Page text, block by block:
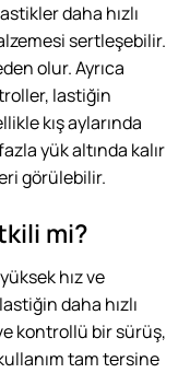
daha hızlı
sertleşebilir.
olur. Ayrıca
lastiğin
kış aylarında
yük altında kalır
görülebilir.
mi?
hız ve
daha hızlı
kontrollü bir sürüş,
tam tersine